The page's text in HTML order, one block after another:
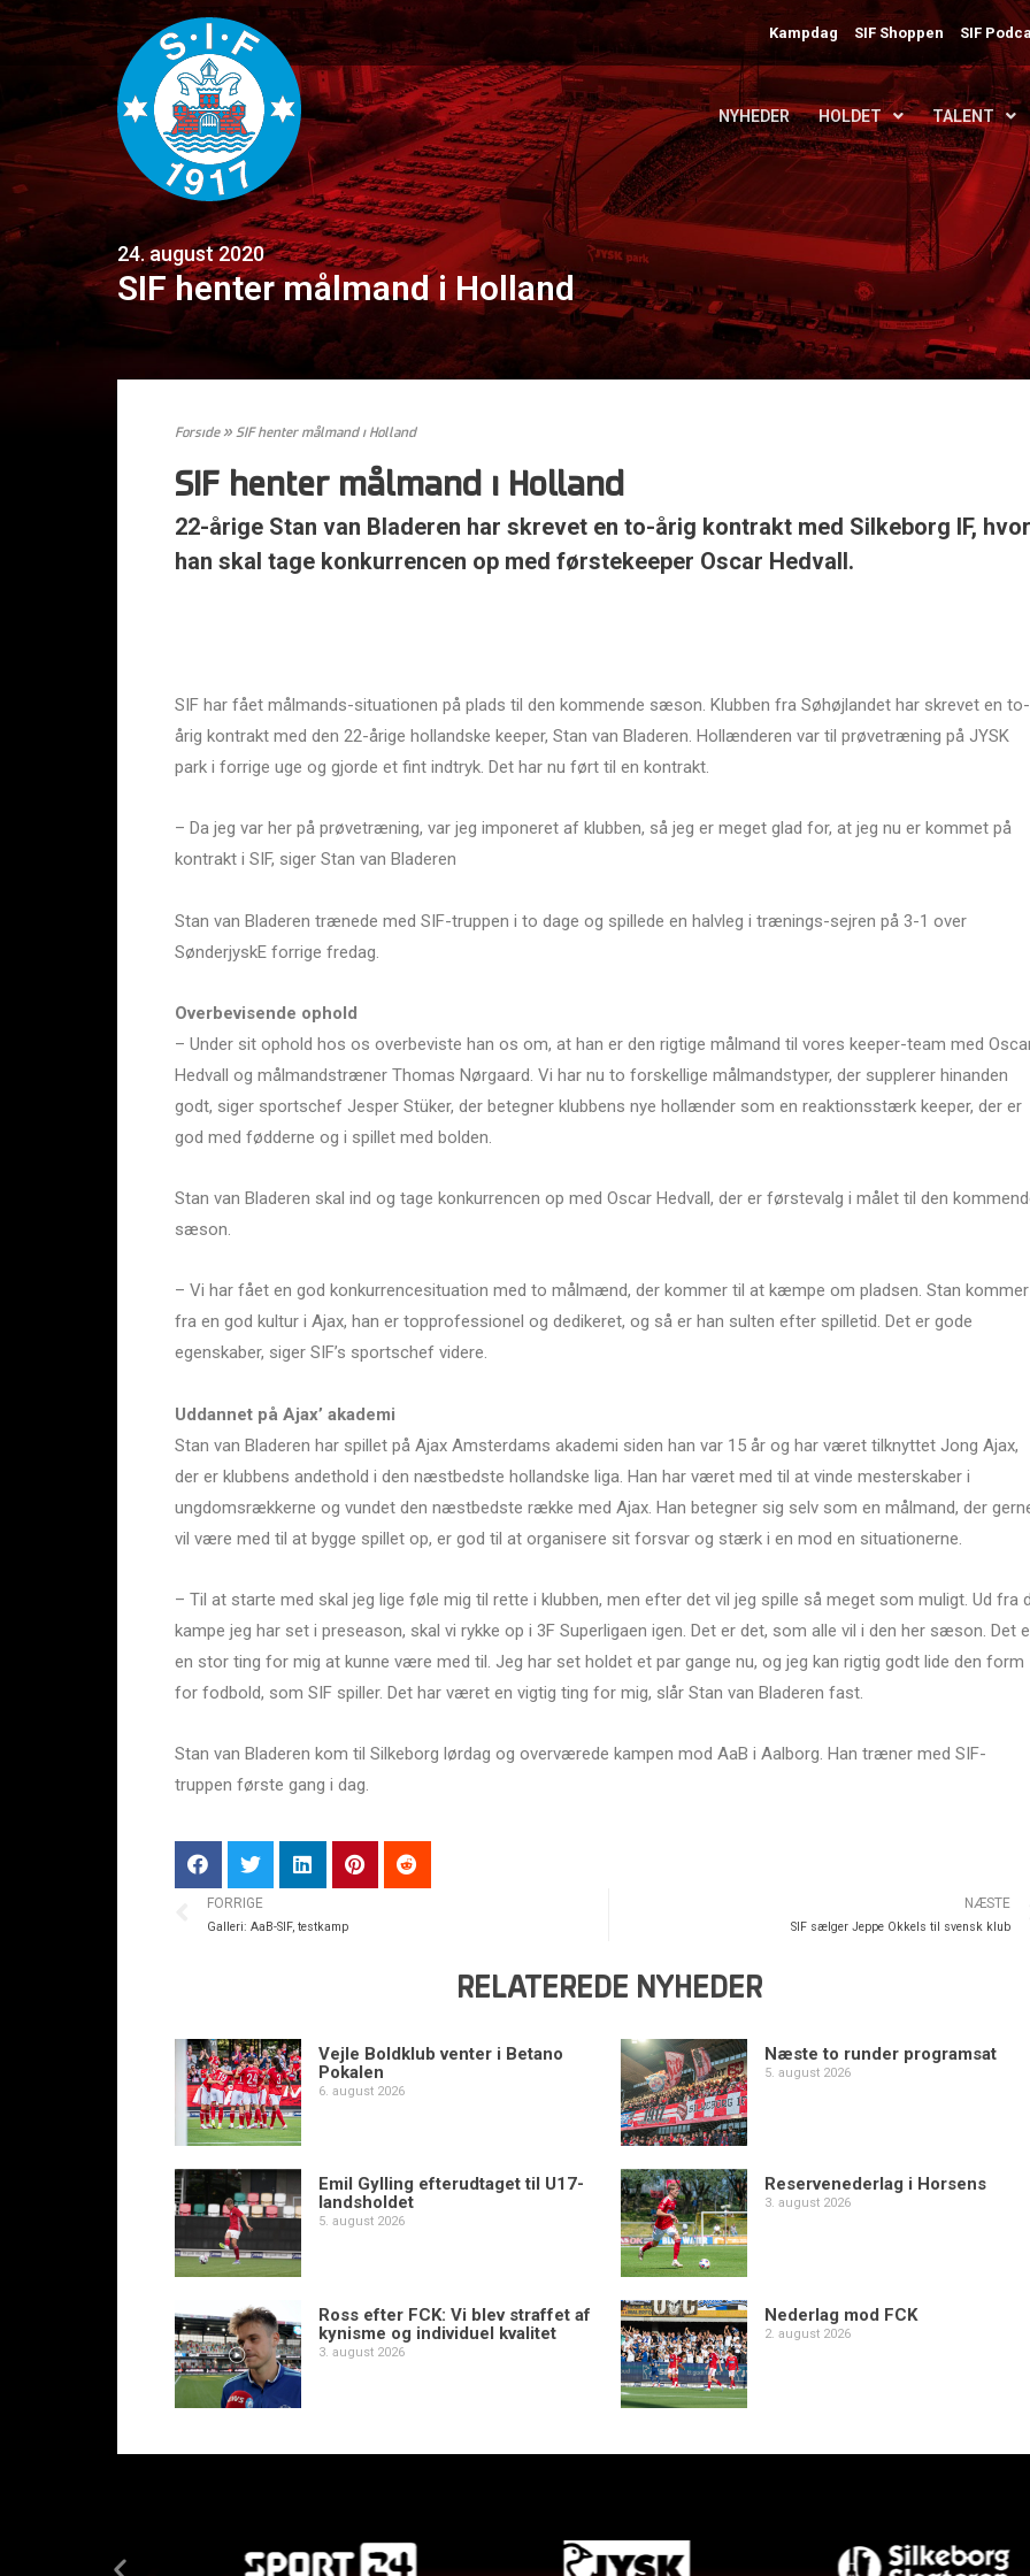
Kampdag SIF Shoppen SIF
NYHEDER HOLDET TALENT
24. august 2020
SIF henter målmand i Holland
Forside» SIF henter målmand i Holland
SIF henter målmand i Holland
22-årige Stan van Bladeren har skrevet en to-årig kontrakt med Silkeborg IF, hvor
han skal tage konkurrencen op med førstekeeper Oscar Hedvall.
SIF har fået målmands-situationen på plads til den kommende sæson. Klubben fra Søhøjlandet har skrevet en to-
årig kontrakt med den 22-årige hollandske keeper, Stan van Bladeren. Hollænderen var til prøvetræning på JYSK
park i forrige uge og gjorde et fint indtryk. Det har nu ført til en kontrakt.
– Da jeg var her på prøvetræning, var jeg imponeret af klubben, så jeg er meget glad for, at jeg nu er kommet på
kontrakt i SIF, siger Stan van Bladeren
Stan van Bladeren trænede med SIF-truppen i to dage og spillede en halvleg i trænings-sejren på 3-1 over
SønderjyskE forrige fredag.
Overbevisende ophold
– Under sit ophold hos os overbeviste han os om, at han er den rigtige målmand til vores keeper-team med
Hedvall og målmandstræner Thomas Nørgaard. Vi har nu to forskellige målmandstyper, der supplerer hinanden
godt, siger sportschef Jesper Stüker, der betegner klubbens nye hollænder som en reaktionsstærk keeper, der er
god med fødderne og i spillet med bolden.
Stan van Bladeren skal ind og tage konkurrencen op med Oscar Hedvall, der er førstevalg i målet til den
sæson.
– Vi har fået en god konkurrencesituation med to målmænd, der kommer til at kæmpe om pladsen. Stan kommer
fra en god kultur i Ajax, han er topprofessionel og dedikeret, og så er han sulten efter spilletid. Det er gode
egenskaber, siger SIF’s sportschef videre.
Uddannet på Ajax’ akademi
Stan van Bladeren har spillet på Ajax Amsterdams akademi siden han var 15 år og har været tilknyttet Jong Ajax,
der er klubbens andethold i den næstbedste hollandske liga. Han har været med til at vinde mesterskaber i
ungdomsrækkerne og vundet den næstbedste række med Ajax. Han betegner sig selv som en målmand, der
vil være med til at bygge spillet op, er god til at organisere sit forsvar og stærk i en mod en situationerne.
– Til at starte med skal jeg lige føle mig til rette i klubben, men efter det vil jeg spille så meget som muligt. Ud fra
kampe jeg har set i preseason, skal vi rykke op i 3F Superligaen igen. Det er det, som alle vil i den her sæson. Det
en stor ting for mig at kunne være med til. Jeg har set holdet et par gange nu, og jeg kan rigtig godt lide den form
for fodbold, som SIF spiller. Det har været en vigtig ting for mig, slår Stan van Bladeren fast.
Stan van Bladeren kom til Silkeborg lørdag og overværede kampen mod AaB i Aalborg. Han træner med SIF-
truppen første gang i dag.
FORRIGE
Galleri: AaB-SIF, testkamp
NÆSTE
SIF sælger Jeppe Okkels til svensk klub
RELATEREDE NYHEDER
Vejle Boldklub venter i Betano
Pokalen
6. august 2026
Næste to runder programsat
5. august 2026
Emil Gylling efterudtaget til U17-
landsholdet
5. august 2026
Reservenederlag i Horsens
3. august 2026
Ross efter FCK: Vi blev straffet af
kynisme og individuel kvalitet
3. august 2026
Nederlag mod FCK
2. august 2026